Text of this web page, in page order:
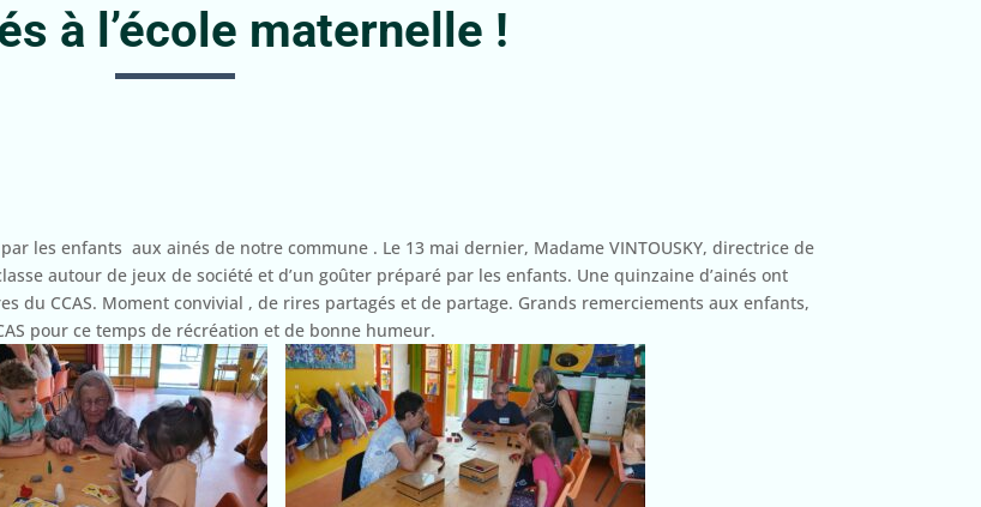
à l’école maternelle !
les enfants aux ainés de notre commune . Le 13 mai dernier, Madame VINTOUSKY, directrice de
autour de jeux de société et d’un goûter préparé par les enfants. Une quinzaine d’ainés ont
du CCAS. Moment convivial , de rires partagés et de partage. Grands remerciements aux enfants,
pour ce temps de récréation et de bonne humeur.